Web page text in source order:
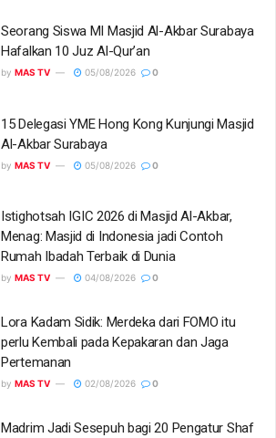
Seorang Siswa MI Masjid Al-Akbar Surabaya
Hafalkan 10 Juz Al-Qur’an
by MAS TV 05/08/2026 0
15 Delegasi YME Hong Kong Kunjungi Masjid
Al-Akbar Surabaya
by MAS TV 05/08/2026 0
Istighotsah IGIC 2026 di Masjid Al-Akbar,
Menag: Masjid di Indonesia jadi Contoh
Rumah Ibadah Terbaik di Dunia
by MAS TV 04/08/2026 0
Lora Kadam Sidik: Merdeka dari FOMO itu
perlu Kembali pada Kepakaran dan Jaga
Pertemanan
by MAS TV 02/08/2026 0
Madrim Jadi Sesepuh bagi 20 Pengatur Shaf